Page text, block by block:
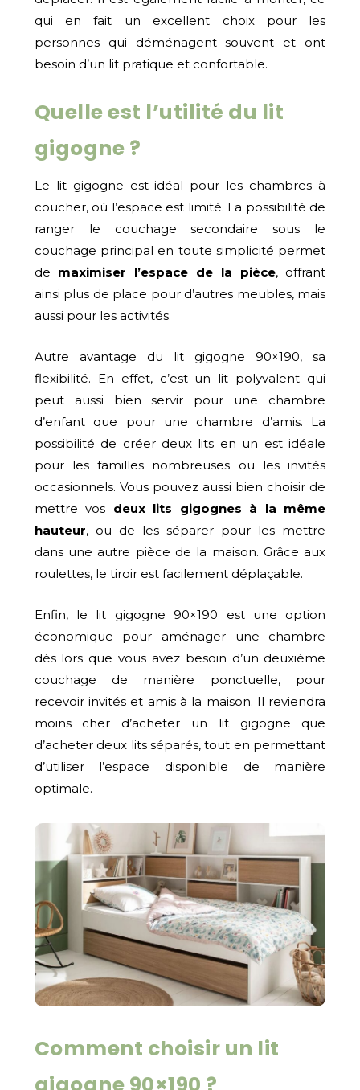
qui en fait un excellent choix pour les
personnes qui déménagent souvent et ont
besoin d’un lit pratique et confortable.
Quelle est l’utilité du lit
gigogne ?
Le lit gigogne est idéal pour les chambres à
coucher, où l’espace est limité. La possibilité de
ranger le couchage secondaire sous le
couchage principal en toute simplicité permet
de maximiser l’espace de la pièce, offrant
ainsi plus de place pour d’autres meubles, mais
aussi pour les activités.
Autre avantage du lit gigogne 90×190, sa
flexibilité. En effet, c’est un lit polyvalent qui
peut aussi bien servir pour une chambre
d’enfant que pour une chambre d’amis. La
possibilité de créer deux lits en un est idéale
pour les familles nombreuses ou les invités
occasionnels. Vous pouvez aussi bien choisir de
mettre vos deux lits gigognes à la même
hauteur, ou de les séparer pour les mettre
dans une autre pièce de la maison. Grâce aux
roulettes, le tiroir est facilement déplaçable.
Enfin, le lit gigogne 90×190 est une option
économique pour aménager une chambre
dès lors que vous avez besoin d’un deuxième
couchage de manière ponctuelle, pour
recevoir invités et amis à la maison. Il reviendra
moins cher d’acheter un lit gigogne que
d’acheter deux lits séparés, tout en permettant
d’utiliser l’espace disponible de manière
optimale.
Comment choisir un lit